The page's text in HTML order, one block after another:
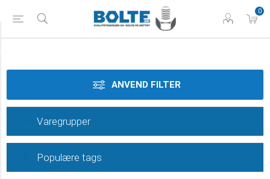
0
ANVEND FILTER
Overflade
Længde
Varegrupper
Populære tags